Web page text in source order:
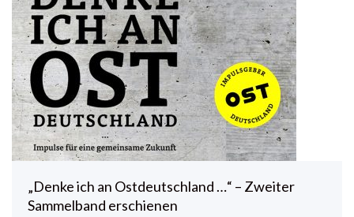
„Denke ich an Ostdeutschland …“ – Zweiter
Sammelband erschienen